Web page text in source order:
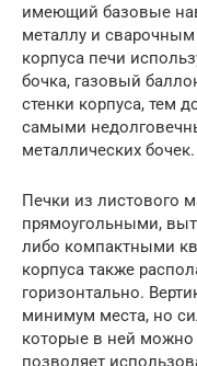
имеющий базовые
металлу и
корпуса печи
бочка, газовый
стенки корпуса, тем
самыми
металлических бочек.
Печки из листового
прямоугольными,
либо компактными
корпуса также
горизонтально.
минимум места, но
которые в ней можно
позволяет